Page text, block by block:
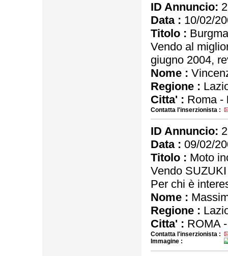
ID Annuncio:
Data : 10/02/
Titolo :
Vendo al
giugno 2004,
Nome :
Regione :
Citta' : Roma -
Contatta l'inserzionista :
ID Annuncio:
Data : 09/02/
Titolo : Moto
Vendo
Per chi è
Nome :
Regione :
Citta' : ROMA
Contatta l'inserzionista :
Immagine :